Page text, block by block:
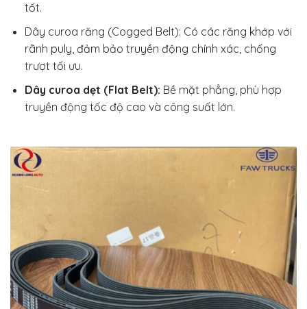
tốt.
Dây curoa răng (Cogged Belt): Có các răng khớp với
rãnh puly, đảm bảo truyền động chính xác, chống
trượt tối ưu.
Dây curoa dẹt (Flat Belt): Bề mặt phẳng, phù hợp
truyền động tốc độ cao và công suất lớn.